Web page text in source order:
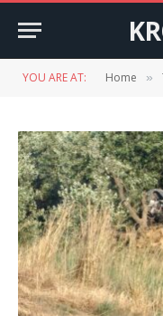
YOU ARE AT: Home »